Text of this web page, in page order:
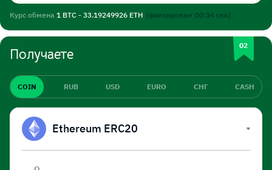
Курс обмена 1 BTC - 33.19249926 ETH (фиксирован 00:34сек)
Получаете
COIN RUB USD EURO СНГ CASH
Ethereum ERC20